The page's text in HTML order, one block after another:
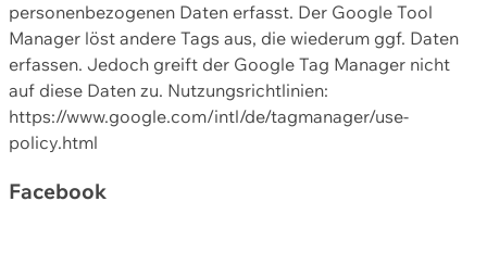
personenbezogenen Daten erfasst. Der Google Tool
Manager löst andere Tags aus, die wiederum ggf. Daten
erfassen. Jedoch greift der Google Tag Manager nicht
auf diese Daten zu. Nutzungsrichtlinien:
https://www.google.com/intl/de/tagmanager/use-
policy.html
Facebook